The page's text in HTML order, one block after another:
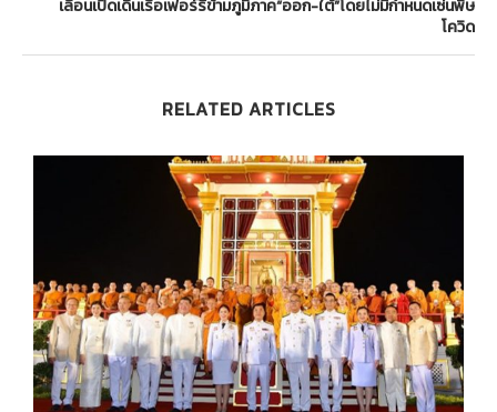
เลื่อนเปิดเดินเรือเฟอร์รี่ข้ามภูมิภาค“ออก-ใต้”โดยไม่มีกำหนดเซ่นพิษ
โควิด
RELATED ARTICLES